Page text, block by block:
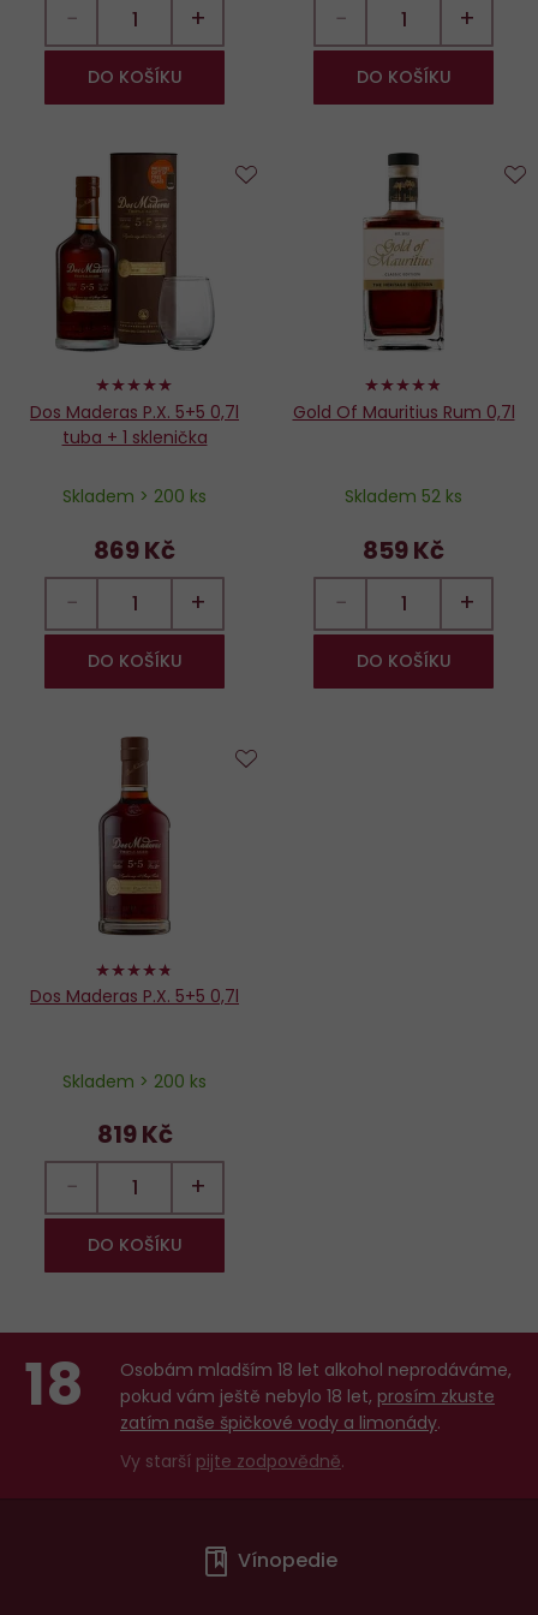
− +
DO KOŠÍKU
− +
DO KOŠÍKU
100%
Dos Maderas P.X. 5+5 0,7l
tuba + 1 sklenička
Skladem > 200 ks
869 Kč
− +
DO KOŠÍKU
96%
Gold Of Mauritius Rum 0,7l
Skladem 52 ks
859 Kč
− +
DO KOŠÍKU
94%
Dos Maderas P.X. 5+5 0,7l
Skladem > 200 ks
819 Kč
− +
DO KOŠÍKU
18
Osobám mladším 18 let alkohol neprodáváme,
pokud vám ještě nebylo 18 let, prosím zkuste
zatím naše špičkové vody a limonády.
Vy starší pijte zodpovědně.
Vínopedie